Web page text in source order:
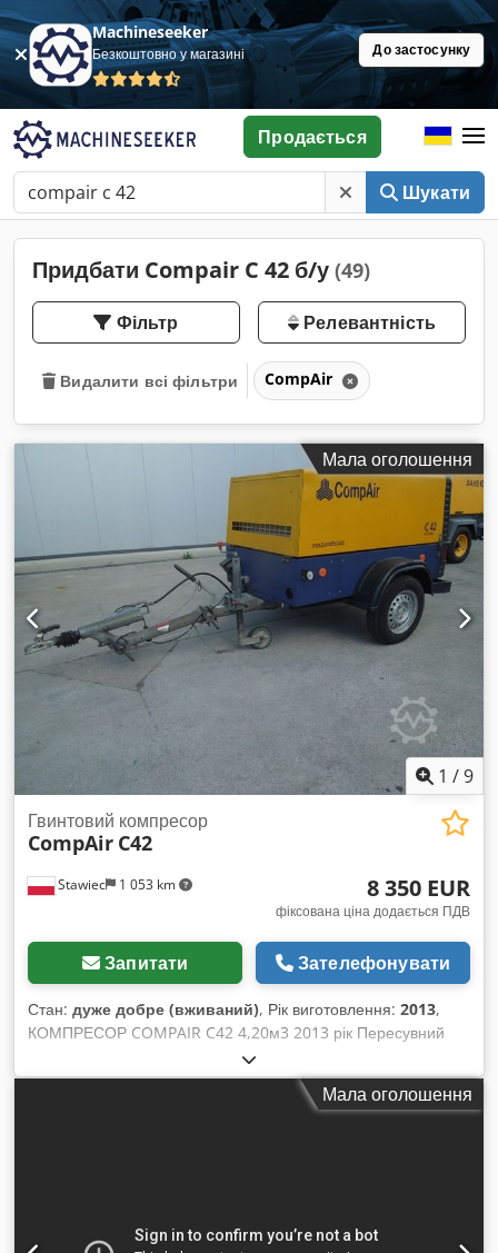
Machineseeker
Безкоштовно у магазині До застосунку
Шукати
Продається
Придбати Compair C 42 б/у (49)
Фільтр Релевантність
Видалити всі фільтри CompAir
Мала оголошення
1 /9
Stawiec 1 053 km
Гвинтовий компресор
CompAir C42
8 350 EUR
фіксована ціна додається ПДВ
Запитати Зателефонувати
Стан: дуже добре (вживаний), Рік виготовлення: 2013,
КОМПРЕСОР COMPAIR C42 4,20м3 2013 рік Пересувний
компресор COMPAIR C42 (DLT0408-02) після повного
сервісного обслуговування. Стан дуже гарний. Технічні
характеристики: Dsdpfjr Hn Nfox Ai Ijwa продуктивність:
Мала оголошення